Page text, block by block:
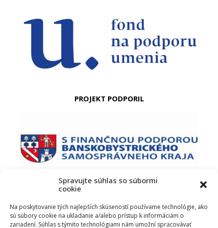
Spravujte súhlas so súbormi
cookie
Na poskytovanie tých najlepších skúseností používame technológie, ako
sú súbory cookie na ukladanie a/alebo prístup k informáciám o
zariadení. Súhlas s týmito technológiami nám umožní spracovávať
PROJEKT PODPORIL
PODUJATIE PODPORIL